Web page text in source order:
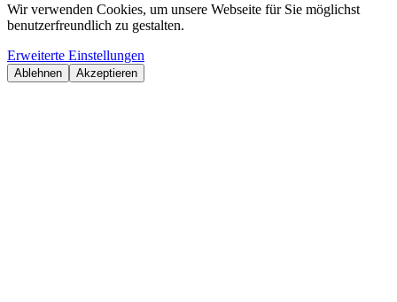
Wir verwenden Cookies, um unsere Webseite für Sie möglichst
benutzerfreundlich zu gestalten.
Erweiterte Einstellungen
Ablehnen Akzeptieren